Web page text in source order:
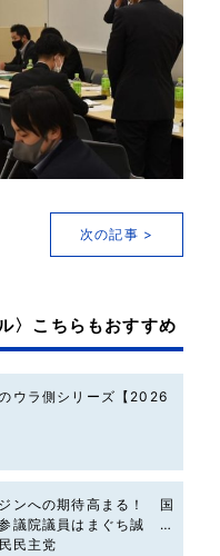
次の記事 >
〉こちらもおすすめ
ウラ側シリーズ【2026
ンへの期待高まる！ 国
議院議員はまぐち誠 #
民主党